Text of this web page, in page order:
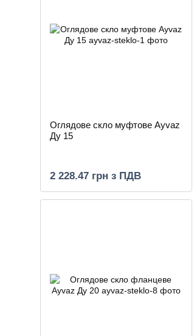
Оглядове скло муфтове Ayvaz
Ду 15
2 228.47 грн з ПДВ